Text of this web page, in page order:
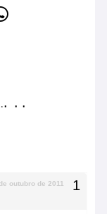
outubro de 2011